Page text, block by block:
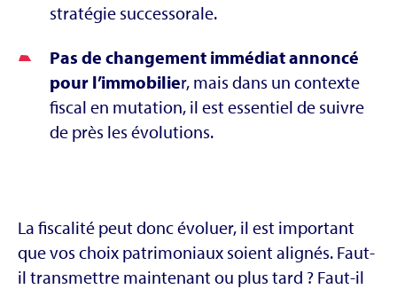
stratégie successorale.
Pas de changement immédiat annoncé
pour l’immobilier, mais dans un contexte
fiscal en mutation, il est essentiel de suivre
de près les évolutions.
La fiscalité peut donc évoluer, il est important
que vos choix patrimoniaux soient alignés. Faut-
il transmettre maintenant ou plus tard ? Faut-il